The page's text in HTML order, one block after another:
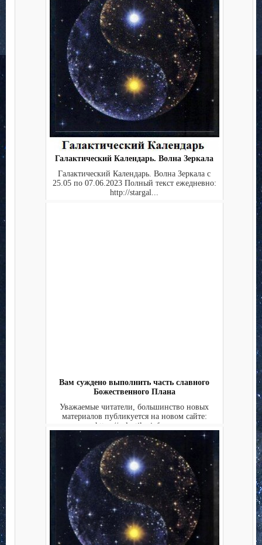
Галактический Календарь. Волна Зеркала
Галактический Календарь. Волна Зеркала с
25.05 по 07.06.2023 Полный текст ежедневно:
http://stargal...
Вам суждено выполнить часть славного
Божественного Плана
Уважаемые читатели, большинство новых
материалов публикуется на новом сайте:
https://galactika-info....